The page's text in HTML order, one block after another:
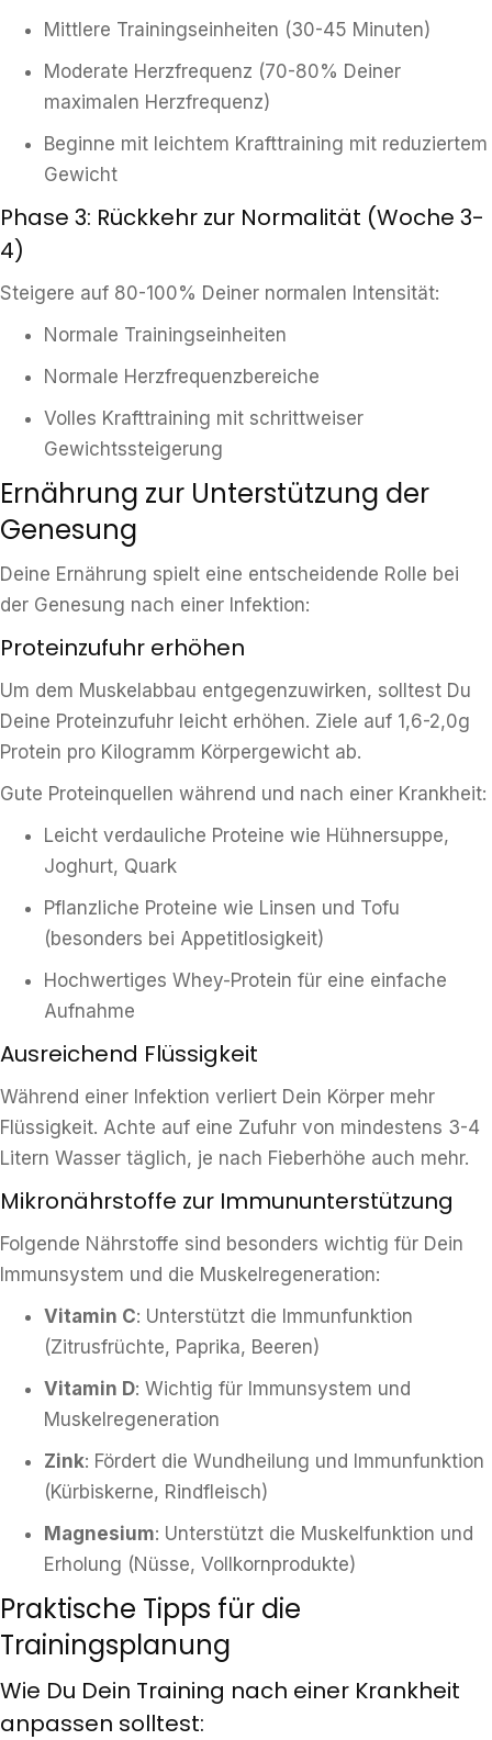
Mittlere Trainingseinheiten (30-45 Minuten)
Moderate Herzfrequenz (70-80% Deiner
maximalen Herzfrequenz)
Beginne mit leichtem Krafttraining mit reduziertem
Gewicht
Phase 3: Rückkehr zur Normalität (Woche 3-
4)
Steigere auf 80-100% Deiner normalen Intensität:
Normale Trainingseinheiten
Normale Herzfrequenzbereiche
Volles Krafttraining mit schrittweiser
Gewichtssteigerung
Ernährung zur Unterstützung der
Genesung
Deine Ernährung spielt eine entscheidende Rolle bei
der Genesung nach einer Infektion:
Proteinzufuhr erhöhen
Um dem Muskelabbau entgegenzuwirken, solltest Du
Deine Proteinzufuhr leicht erhöhen. Ziele auf 1,6-2,0g
Protein pro Kilogramm Körpergewicht ab.
Gute Proteinquellen während und nach einer Krankheit:
Leicht verdauliche Proteine wie Hühnersuppe,
Joghurt, Quark
Pflanzliche Proteine wie Linsen und Tofu
(besonders bei Appetitlosigkeit)
Hochwertiges Whey-Protein für eine einfache
Aufnahme
Ausreichend Flüssigkeit
Während einer Infektion verliert Dein Körper mehr
Flüssigkeit. Achte auf eine Zufuhr von mindestens 3-4
Litern Wasser täglich, je nach Fieberhöhe auch mehr.
Mikronährstoffe zur Immununterstützung
Folgende Nährstoffe sind besonders wichtig für Dein
Immunsystem und die Muskelregeneration:
Vitamin C: Unterstützt die Immunfunktion
(Zitrusfrüchte, Paprika, Beeren)
Vitamin D: Wichtig für Immunsystem und
Muskelregeneration
Zink: Fördert die Wundheilung und Immunfunktion
(Kürbiskerne, Rindfleisch)
Magnesium: Unterstützt die Muskelfunktion und
Erholung (Nüsse, Vollkornprodukte)
Praktische Tipps für die
Trainingsplanung
Wie Du Dein Training nach einer Krankheit
anpassen solltest: